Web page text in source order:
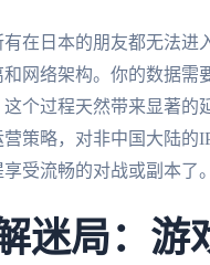
有在日本的朋友都无法进
和网络架构。你的数据需
这个过程天然带来显著的
策略，对非中国大陆的
享受流畅的对战或副本了。
迷局：游